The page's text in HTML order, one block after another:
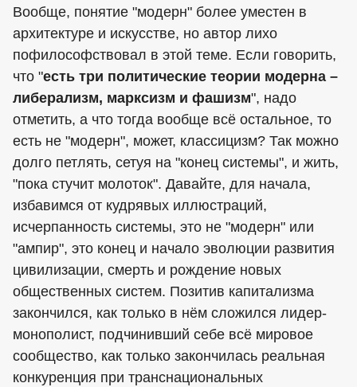
Вообще, понятие "модерн" более уместен в
архитектуре и искусстве, но автор лихо
пофилософствовал в этой теме. Если говорить,
что "есть три политические теории модерна –
либерализм, марксизм и фашизм", надо
отметить, а что тогда вообще всё остальное, то
есть не "модерн", может, классицизм? Так можно
долго петлять, сетуя на "конец системы", и жить,
"пока стучит молоток". Давайте, для начала,
избавимся от кудрявых иллюстраций,
исчерпанность системы, это не "модерн" или
"ампир", это конец и начало эволюции развития
цивилизации, смерть и рождение новых
общественных систем. Позитив капитализма
закончился, как только в нём сложился лидер-
монополист, подчинивший себе всё мировое
сообщество, как только закончилась реальная
конкуренция при транснациональных